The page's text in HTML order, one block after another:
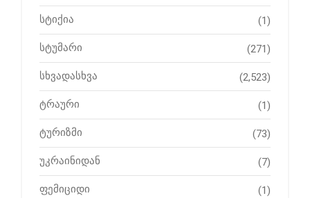
სტიქია (1)
სტუმარი (271)
სხვადასხვა (2,523)
ტრაური (1)
ტურიზმი (73)
უკრაინიდან (7)
ფემიციდი (1)